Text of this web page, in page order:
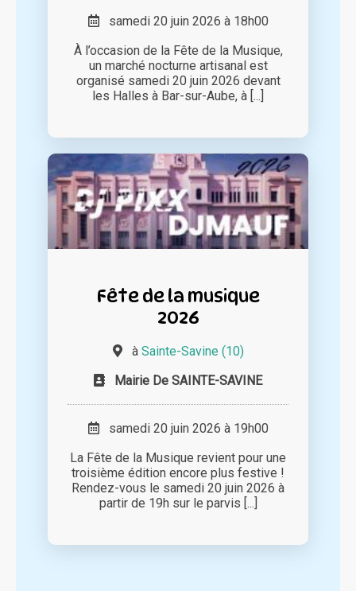
samedi 20 juin 2026 à 18h00
À l’occasion de la Fête de la Musique,
un marché nocturne artisanal est
organisé samedi 20 juin 2026 devant
les Halles à Bar-sur-Aube, à [...]
Fête de la musique
2026
à Sainte-Savine (10)
Mairie De SAINTE-SAVINE
samedi 20 juin 2026 à 19h00
La Fête de la Musique revient pour une
troisième édition encore plus festive !
Rendez-vous le samedi 20 juin 2026 à
partir de 19h sur le parvis [...]